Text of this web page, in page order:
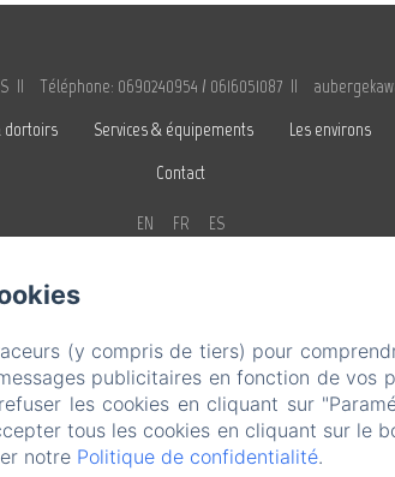
Téléphone: 0690240954 / 0616051087
dortoirs Services & équipements Les environs
Contact
EN FR ES
(y compris de tiers) pour
publicitaires en fonction de vos
les cookies en cliquant sur
tous les cookies en cliquant sur le
notre Politique de confidentialité.